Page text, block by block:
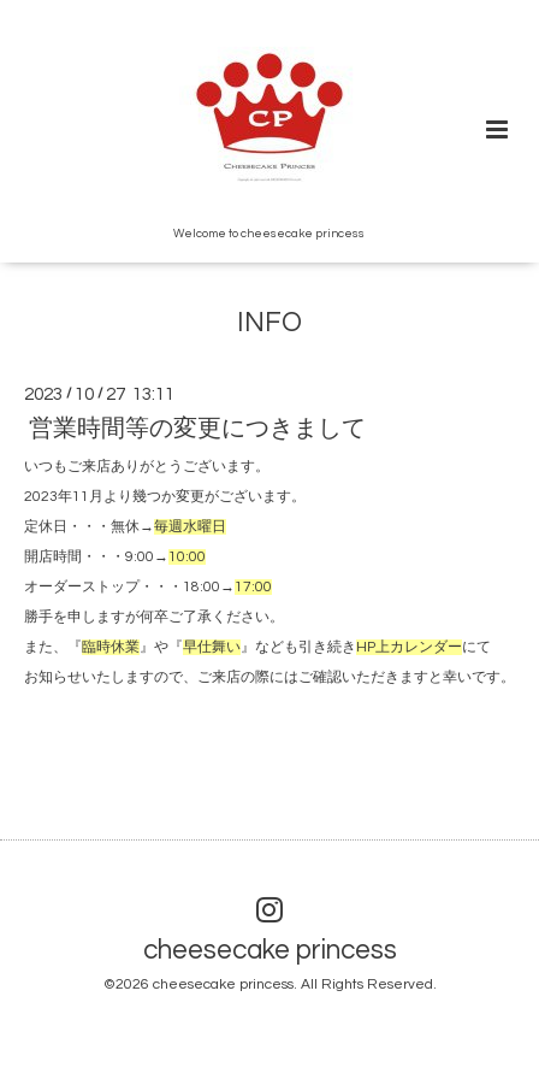
Welcome to cheesecake princess
INFO
2023 / 10 / 27 13:11
営業時間等の変更につきまして
いつもご来店ありがとうございます。
2023年11月より幾つか変更がございます。
定休日・・・無休→毎週水曜日
開店時間・・・9:00→ 10:00
オーダーストップ・・・18:00→ 17:00
勝手を申しますが何卒ご了承ください。
また、『 臨時休業』や『 早仕舞い』なども引き続き HP上カレンダーにて
お知らせいたしますので、ご来店の際にはご確認いただきますと幸いです。
cheesecake princess
©2026 cheesecake princess. All Rights Reserved.